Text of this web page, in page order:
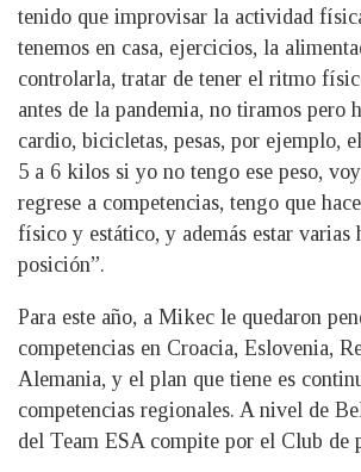
tenido que improvisar la actividad
tenemos en casa, ejercicios, la
controlarla, tratar de tener el ritmo
antes de la pandemia, no tiramos pero
cardio, bicicletas, pesas, por ejemplo,
5 a 6 kilos si yo no tengo ese peso,
regrese a competencias, tengo que
físico y estático, y además estar varias
posición”.
Para este año, a Mikec le quedaron
competencias en Croacia, Eslovenia,
Alemania, y el plan que tiene es
competencias regionales. A nivel de
del Team ESA compite por el Club de